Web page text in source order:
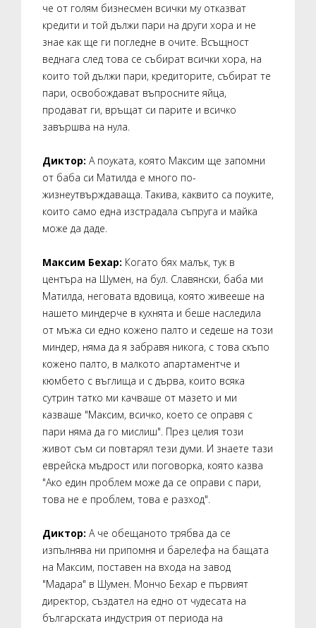
че от голям бизнесмен всички му отказват
кредити и той дължи пари на други хора и не
знае как ще ги погледне в очите. Всъщност
веднага след това се събират всички хора, на
които той дължи пари, кредиторите, събират те
пари, освобождават въпросните яйца,
продават ги, връщат си парите и всичко
завършва на нула.
Диктор: А поуката, която Максим ще запомни
от баба си Матилда е много по-
жизнеутвърждаваща. Такива, каквито са поуките,
които само една изстрадала съпруга и майка
може да даде.
Максим Бехар: Когато бях малък, тук в
центъра на Шумен, на бул. Славянски, баба ми
Матилда, неговата вдовица, която живееше на
нашето миндерче в кухнята и беше наследила
от мъжа си едно кожено палто и седеше на този
миндер, няма да я забравя никога, с това скъпо
кожено палто, в малкото апартаментче и
кюмбето с въглища и с дърва, които всяка
сутрин татко ми качваше от мазето и ми
казваше "Максим, всичко, което се оправя с
пари няма да го мислиш". През целия този
живот съм си повтарял тези думи. И знаете тази
еврейска мъдрост или поговорка, която казва
"Ако един проблем може да се оправи с пари,
това не е проблем, това е разход".
Диктор: А че обещаното трябва да се
изпълнява ни припомня и барелефа на бащата
на Максим, поставен на входа на завод
"Мадара" в Шумен. Мончо Бехар е първият
директор, създател на едно от чудесата на
българската индустрия от периода на